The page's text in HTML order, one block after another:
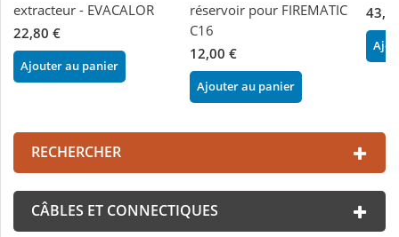
extracteur - EVACALOR
22,80 €
Ajouter au panier
réservoir pour FIREMATIC
C16
12,00 €
Ajouter au panier
RECHERCHER
CÂBLES ET CONNECTIQUES